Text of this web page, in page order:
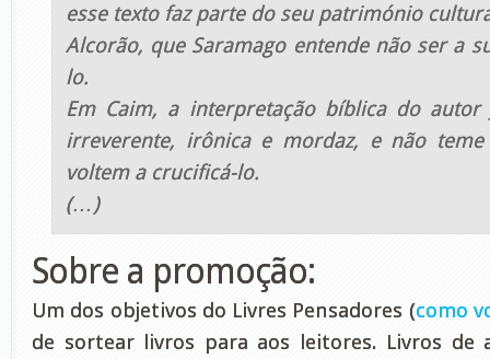
esse texto faz parte do seu património
Alcorão, que Saramago entende não ser a
lo.
Em Caim, a interpretação bíblica do autor
irreverente, irônica e mordaz, e não
voltem a crucificá-lo.
(…)
Sobre a promoção:
Um dos objetivos do Livres Pensadores (como
de sortear livros para aos leitores. Livros de